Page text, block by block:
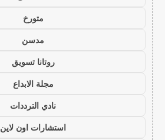
متورخ
مدسن
روتانا تسويق
مجلة الابداع
نادي الترددات
استشارات اون لاين